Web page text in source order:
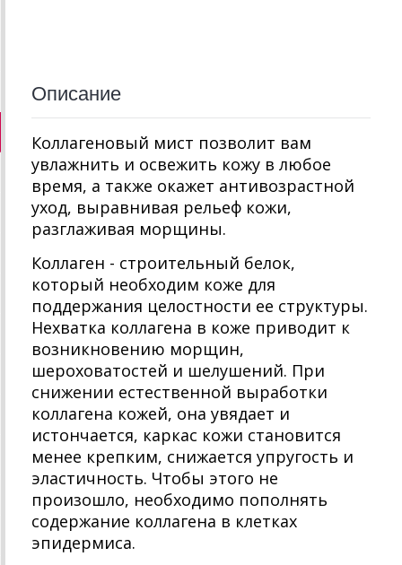
Описание
Коллагеновый мист позволит вам
увлажнить и освежить кожу в любое
время, а также окажет антивозрастной
уход, выравнивая рельеф кожи,
разглаживая морщины.
Коллаген - строительный белок,
который необходим коже для
поддержания целостности ее структуры.
Нехватка коллагена в коже приводит к
возникновению морщин,
шероховатостей и шелушений. При
снижении естественной выработки
коллагена кожей, она увядает и
истончается, каркас кожи становится
менее крепким, снижается упругость и
эластичность. Чтобы этого не
произошло, необходимо пополнять
содержание коллагена в клетках
эпидермиса.